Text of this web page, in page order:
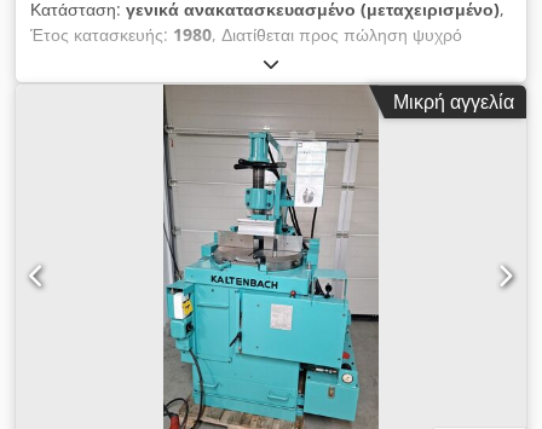
Κατάσταση: γενικά ανακατασκευασμένο (μεταχειρισμένο),
Έτος κατασκευής: 1980, Διατίθεται προς πώληση ψυχρό
κυκλικό πριόνι Kaltenbach – διάφορες εκδόσεις και μοντέλα
διαθέσιμα από απόθεμα. Το μηχάνημα έχει επισκευαστεί
εκτενώς τόσο τεχνικά όσο και αισθητικά. Το κιβώτιο ταχυτήτων
είναι φυσικά χωρίς τζόγο! Τύπος: KKS 400 H Δίσκος πριονιού
Ø: 400 mm Ισχύς κινητήρα: 1,8/2,7 kW Ταχύτητα κοπής:
10/20 13/26 15/30 m/min Προώθηση: 0 - 1.000 mm/min
Γρήγορη προώθηση/επιστροφή: 1.550 mm/min Μέγιστη
περιοχή εργασίας: 130 mm Περιοχή εργασίας τετράγωνο υλικό:
120 mm Περιοχή εργασίας επίπεδο υλικό: 305 x 20 mm
Περιοχή εργασίας στρογγυλό υλικό: 130 mm Ελάχιστη περιοχή
εργασίας: 10 x 10 mm Crsdezk U Afopfx Akrof Περιοχή
λοξοτομής: 0° - 90° - 0° Διαστάσεις ΜxΠxΥ: 1.080 x 900 x
1.760 mm Βάρος: 850 kg Επιθεώρηση / παραλαβή στο 89558
Boehmenkirch Αποστολή κατόπιν αιτήματος Διατίθεται
περονοφόρο για φόρτωση.
Μικρή αγγελία